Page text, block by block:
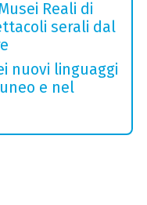
Reali di
serali dal
nuovi linguaggi
e nel